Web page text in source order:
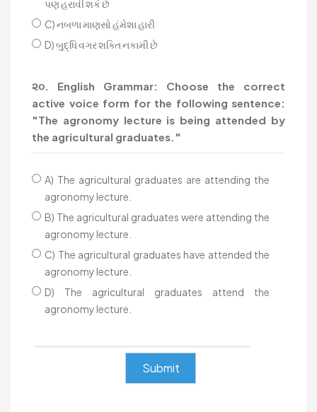
પણ હરાવી શકે છે
C) નબળા માણસો હંમેશા હારી
D) બુદ્ધિ વગર શક્તિ નકામી છે
૨૦. English Grammar: Choose the correct
active voice form for the following sentence:
"The agronomy lecture is being attended by
the agricultural graduates."
A) The agricultural graduates are attending the
agronomy lecture.
B) The agricultural graduates were attending the
agronomy lecture.
C) The agricultural graduates have attended the
agronomy lecture.
D) The agricultural graduates attend the
agronomy lecture.